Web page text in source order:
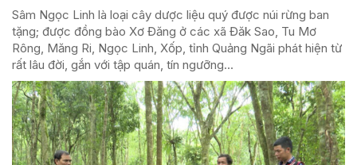
Sâm Ngọc Linh là loại cây dược liệu quý được núi rừng ban
tặng; được đồng bào Xơ Đăng ở các xã Đăk Sao, Tu Mơ
Rông, Măng Ri, Ngọc Linh, Xốp, tỉnh Quảng Ngãi phát hiện từ
rất lâu đời, gắn với tập quán, tín ngưỡng...